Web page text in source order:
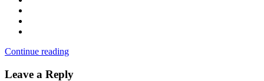
Continue reading
Leave a Reply